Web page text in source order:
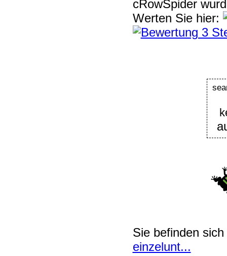
cRowSpider
Werten Sie hier:
Sie befinden
einzelunt...